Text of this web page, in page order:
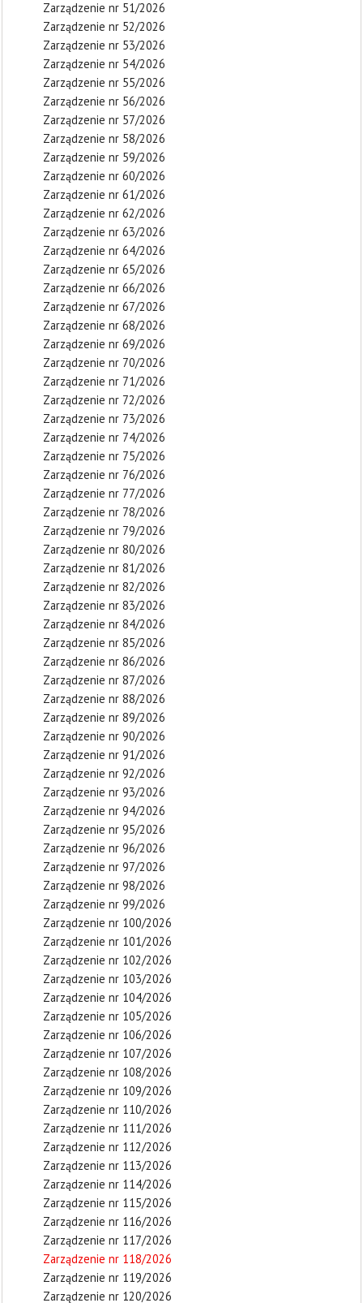
Zarządzenie nr 51/2026
Zarządzenie nr 52/2026
Zarządzenie nr 53/2026
Zarządzenie nr 54/2026
Zarządzenie nr 55/2026
Zarządzenie nr 56/2026
Zarządzenie nr 57/2026
Zarządzenie nr 58/2026
Zarządzenie nr 59/2026
Zarządzenie nr 60/2026
Zarządzenie nr 61/2026
Zarządzenie nr 62/2026
Zarządzenie nr 63/2026
Zarządzenie nr 64/2026
Zarządzenie nr 65/2026
Zarządzenie nr 66/2026
Zarządzenie nr 67/2026
Zarządzenie nr 68/2026
Zarządzenie nr 69/2026
Zarządzenie nr 70/2026
Zarządzenie nr 71/2026
Zarządzenie nr 72/2026
Zarządzenie nr 73/2026
Zarządzenie nr 74/2026
Zarządzenie nr 75/2026
Zarządzenie nr 76/2026
Zarządzenie nr 77/2026
Zarządzenie nr 78/2026
Zarządzenie nr 79/2026
Zarządzenie nr 80/2026
Zarządzenie nr 81/2026
Zarządzenie nr 82/2026
Zarządzenie nr 83/2026
Zarządzenie nr 84/2026
Zarządzenie nr 85/2026
Zarządzenie nr 86/2026
Zarządzenie nr 87/2026
Zarządzenie nr 88/2026
Zarządzenie nr 89/2026
Zarządzenie nr 90/2026
Zarządzenie nr 91/2026
Zarządzenie nr 92/2026
Zarządzenie nr 93/2026
Zarządzenie nr 94/2026
Zarządzenie nr 95/2026
Zarządzenie nr 96/2026
Zarządzenie nr 97/2026
Zarządzenie nr 98/2026
Zarządzenie nr 99/2026
Zarządzenie nr 100/2026
Zarządzenie nr 101/2026
Zarządzenie nr 102/2026
Zarządzenie nr 103/2026
Zarządzenie nr 104/2026
Zarządzenie nr 105/2026
Zarządzenie nr 106/2026
Zarządzenie nr 107/2026
Zarządzenie nr 108/2026
Zarządzenie nr 109/2026
Zarządzenie nr 110/2026
Zarządzenie nr 111/2026
Zarządzenie nr 112/2026
Zarządzenie nr 113/2026
Zarządzenie nr 114/2026
Zarządzenie nr 115/2026
Zarządzenie nr 116/2026
Zarządzenie nr 117/2026
Zarządzenie nr 118/2026
Zarządzenie nr 119/2026
Zarządzenie nr 120/2026